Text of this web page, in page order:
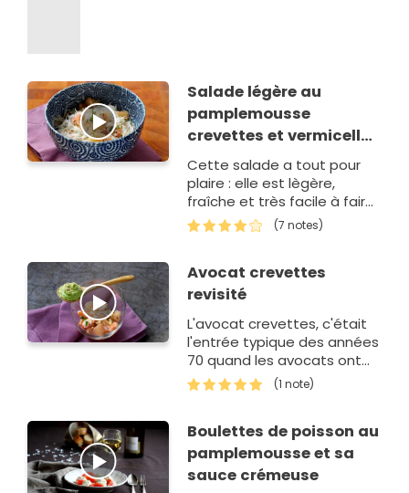
Salade légère au
pamplemousse
crevettes et vermicelles
de riz
Cette salade a tout pour
plaire : elle est lègère,
fraîche et très facile à faire.
Elle est parfaite aussi si
vous voulez vous pr&…
(7 notes)
Avocat crevettes
revisité
L'avocat crevettes, c'était
l'entrée typique des années
70 quand les avocats ont
commencé à être importés
en France.…
(1 note)
Boulettes de poisson au
pamplemousse et sa
sauce crémeuse